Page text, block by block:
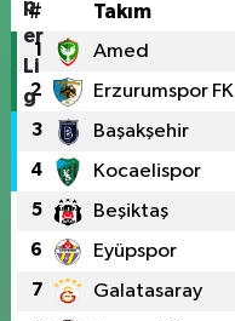
# Takım
1 Amed
2 Erzurumspor FK
3 Başakşehir
4 Kocaelispor
5 Beşiktaş
6 Eyüpspor
7 Galatasaray